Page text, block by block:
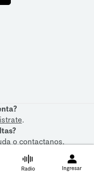
.
ocontactanos.
Radio Ingresar